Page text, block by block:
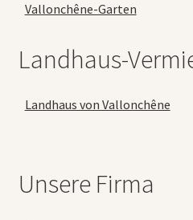
Vallonchêne-Garten
Landhaus-
Landhaus von Vallonchêne
Unsere Firma